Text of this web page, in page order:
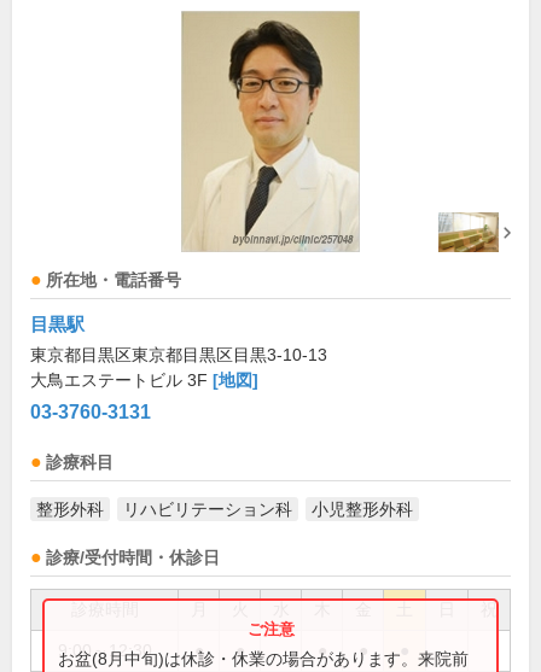
所在地・電話番号
目黒駅
東京都目黒区東京都目黒区目黒3-10-13
大鳥エステートビル 3F [地図]
03-3760-3131
診療科目
整形外科 リハビリテーション科 小児整形外科
診療/受付時間・休診日
祝
9:00～12:30 ● ● ● ●
お盆(8月中旬)は休診・休業の場合があります。来院前